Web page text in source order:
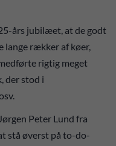
års jubilæet, at de godt
lange rækker af køer,
rigtig meget
der stod i
Peter Lund fra
stå øverst på to-do-